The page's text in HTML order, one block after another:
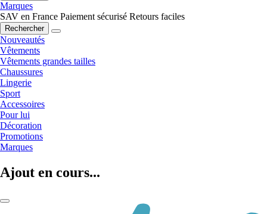
Marques
SAV en France Paiement sécurisé Retours faciles
Rechercher
Nouveautés
Vêtements
Vêtements grandes tailles
Chaussures
Lingerie
Sport
Accessoires
Pour lui
Décoration
Promotions
Marques
Ajout en cours...